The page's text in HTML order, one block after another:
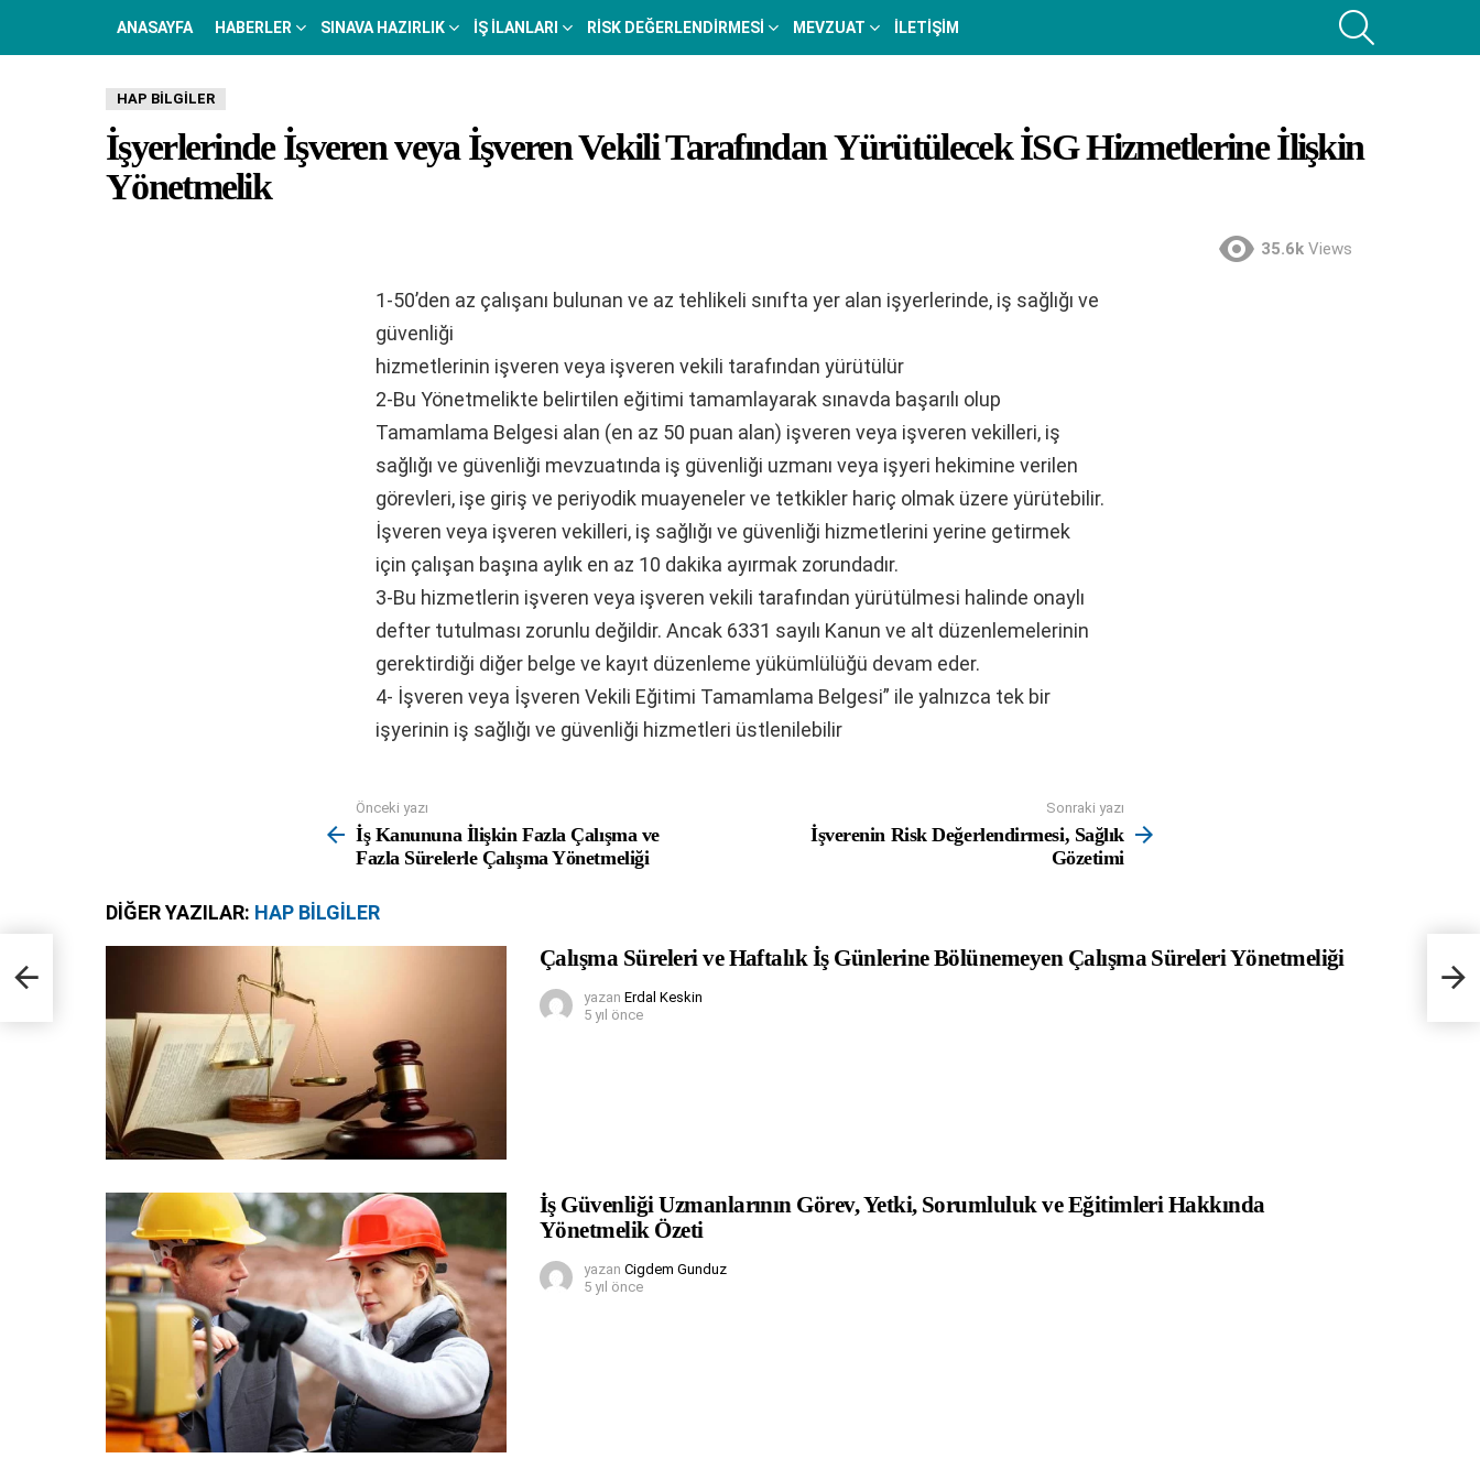
ANASAYFA HABERLER SINAVA HAZIRLIK İŞ İLANLARI RISK DEĞERLENDIRMESI MEVZUAT İLETIŞIM
HAP BILGILER
İşyerlerinde İşveren veya İşveren Vekili Tarafından Yürütülecek İSG Hizmetlerine İlişkin
Yönetmelik
35.6k Views
1-50’den az çalışanı bulunan ve az tehlikeli sınıfta yer alan işyerlerinde, iş sağlığı ve
güvenliği
hizmetlerinin işveren veya işveren vekili tarafından yürütülür
2-Bu Yönetmelikte belirtilen eğitimi tamamlayarak sınavda başarılı olup
Tamamlama Belgesi alan (en az 50 puan alan) işveren veya işveren vekilleri, iş
sağlığı ve güvenliği mevzuatında iş güvenliği uzmanı veya işyeri hekimine verilen
görevleri, işe giriş ve periyodik muayeneler ve tetkikler hariç olmak üzere yürütebilir.
İşveren veya işveren vekilleri, iş sağlığı ve güvenliği hizmetlerini yerine getirmek
için çalışan başına aylık en az 10 dakika ayırmak zorundadır.
3-Bu hizmetlerin işveren veya işveren vekili tarafından yürütülmesi halinde onaylı
defter tutulması zorunlu değildir. Ancak 6331 sayılı Kanun ve alt düzenlemelerinin
gerektirdiği diğer belge ve kayıt düzenleme yükümlülüğü devam eder.
4- İşveren veya İşveren Vekili Eğitimi Tamamlama Belgesi” ile yalnızca tek bir
işyerinin iş sağlığı ve güvenliği hizmetleri üstlenilebilir
more
Önceki yazı
İş Kanununa İlişkin Fazla Çalışma ve
Fazla Sürelerle Çalışma Yönetmeliği
Sonraki yazı
İşverenin Risk Değerlendirmesi, Sağlık
Gözetimi
DIĞER YAZILAR: HAP BILGILER
Çalışma Süreleri ve Haftalık İş Günlerine Bölünemeyen Çalışma Süreleri Yönetmeliği
yazan Erdal Keskin
5 yıl önce
İş Güvenliği Uzmanlarının Görev, Yetki, Sorumluluk ve Eğitimleri Hakkında
Yönetmelik Özeti
yazan Cigdem Gunduz
5 yıl önce